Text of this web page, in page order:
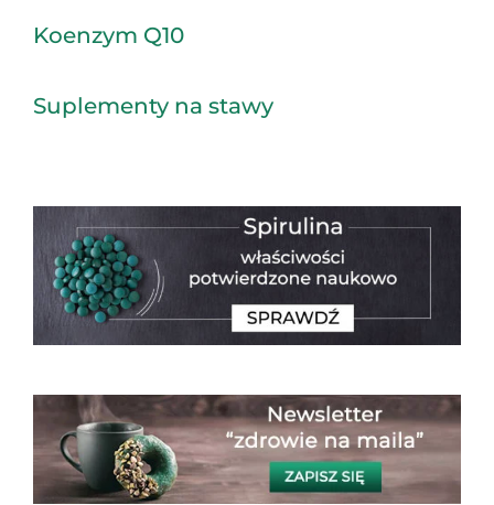
Koenzym Q10
Suplementy na stawy